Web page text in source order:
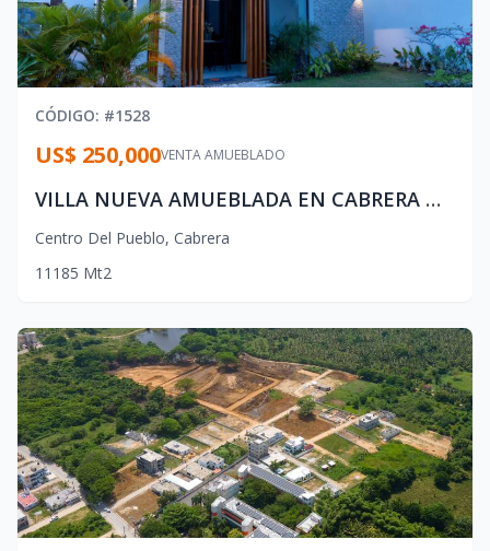
CÓDIGO: #1528
VENTA AMUEBLADO
US$ 250,000
VILLA NUEVA AMUEBLADA EN CABRERA — ¡A 3 MINUTOS DE LA PLAYA!
Centro Del Pueblo, Cabrera
1 1 185 Mt2